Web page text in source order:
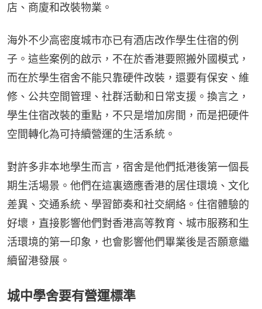
店、商廈和改裝物業。
海外不少高密度城市亦已有酒店改作學生住宿的例
子。這些案例的啟示，不在於香港要照搬外國模式，
而在於學生宿舍不能只靠硬件改裝，還要有保安、維
修、公共空間管理、社群活動和日常支援。換言之，
學生住宿改裝的重點，不只是增加房間，而是把硬件
空間轉化為可持續營運的生活系統。
對許多非本地學生而言，宿舍是他們抵港後第一個長
期生活場景。他們在這裏適應香港的居住環境、文化
差異、交通系統、學習節奏和社交網絡。住宿體驗的
好壞，直接影響他們對香港高等教育、城市服務和生
活環境的第一印象，也會影響他們畢業後是否願意繼
續留港發展。
城中學舍要有營運標準